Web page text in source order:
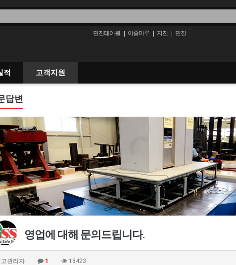
면진테이블 | 이중마루 | 지진 | 면진
적 고객지원
답변
영업에 대해 문의드립니다.
고관리자 1 18423